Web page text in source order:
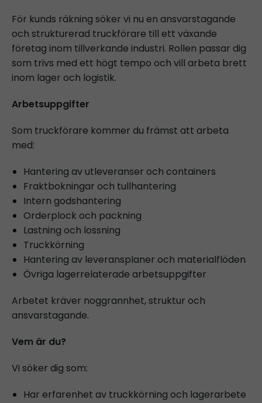
För kunds räkning söker vi nu en ansvarstagande
och strukturerad truckförare till ett växande
företag inom tillverkande industri. Rollen passar dig
som trivs med ett högt tempo och vill arbeta brett
inom lager och logistik.
Arbetsuppgifter
Som truckförare kommer du främst att arbeta
med:
Hantering av utleveranser och containers
Fraktbokningar och tullhantering
Intern godshantering
Orderplock och packning
Lastning och lossning
Truckkörning
Hantering av leveransplaner och materialflöden
Övriga lagerrelaterade arbetsuppgifter
Arbetet kräver noggrannhet, struktur och
ansvarstagande.
Vem är du?
Vi söker dig som:
Har erfarenhet av truckkörning och lagerarbete